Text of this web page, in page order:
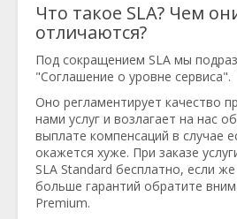
Что такое SLA? Чем
отличаются?
Под сокращением SLA мы
"Соглашение о уровне сервиса".
Оно регламентирует качество
нами услуг и возлагает на нас
выплате компенсаций в случае
окажется хуже. При заказе
SLA Standard бесплатно, если
больше гарантий обратите
Premium.